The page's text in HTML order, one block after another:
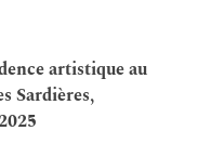
artistique au
Sardières,